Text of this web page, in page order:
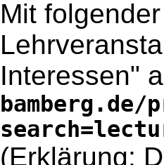
Mit
Interessen"
bamberg.de/
(Erklärung: